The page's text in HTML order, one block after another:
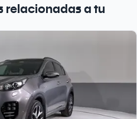
relacionadas a tu